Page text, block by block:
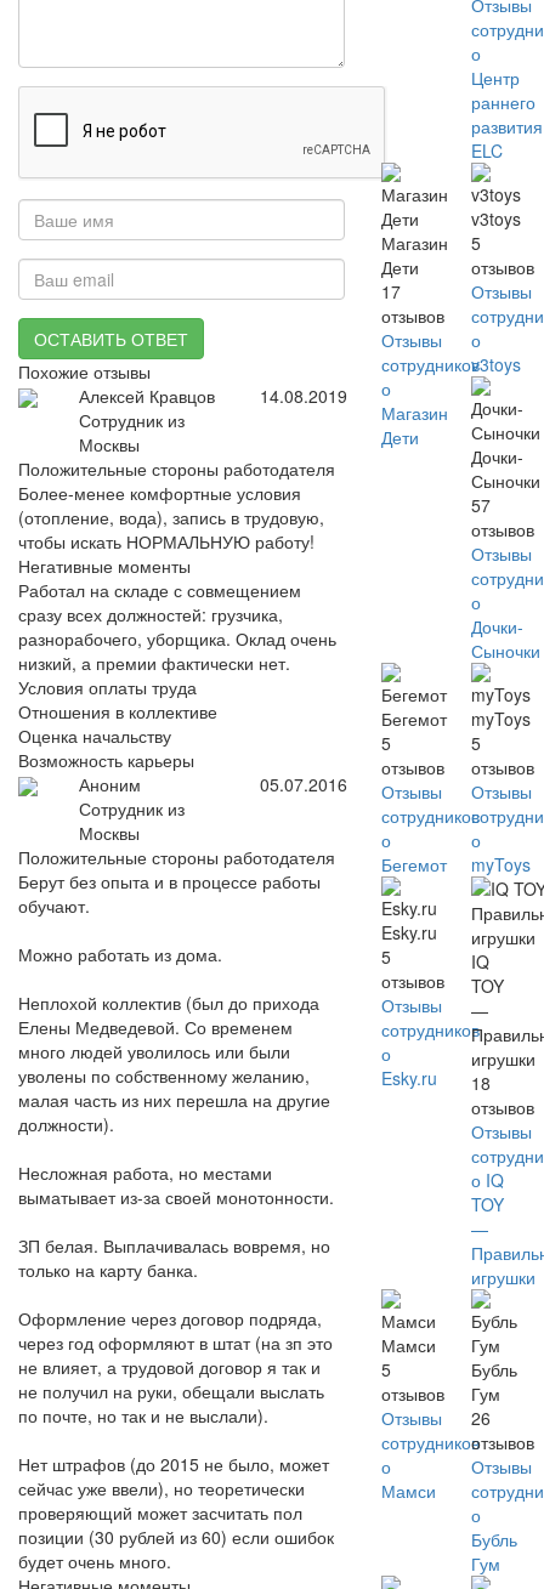
ОСТАВИТЬ ОТВЕТ
Похожие отзывы
Алексей Кравцов
Сотрудник из
Москвы
14.08.2019
Положительные стороны работодателя
Более-менее комфортные условия
(отопление, вода), запись в трудовую,
чтобы искать НОРМАЛЬНУЮ работу!
Негативные моменты
Работал на складе с совмещением
сразу всех должностей: грузчика,
разнорабочего, уборщика. Оклад очень
низкий, а премии фактически нет.
Условия оплаты труда
Отношения в коллективе
Оценка начальству
Возможность карьеры
Аноним
Сотрудник из
Москвы
05.07.2016
Положительные стороны работодателя
Берут без опыта и в процессе работы
обучают.
Можно работать из дома.
Неплохой коллектив (был до прихода
Елены Медведевой. Со временем
много людей уволилось или были
уволены по собственному желанию,
малая часть из них перешла на другие
должности).
Несложная работа, но местами
выматывает из-за своей монотонности.
ЗП белая. Выплачивалась вовремя, но
только на карту банка.
Оформление через договор подряда,
через год оформляют в штат (на зп это
не влияет, а трудовой договор я так и
не получил на руки, обещали выслать
по почте, но так и не выслали).
Нет штрафов (до 2015 не было, может
сейчас уже ввели), но теоретически
проверяющий может засчитать пол
позиции (30 рублей из 60) если ошибок
будет очень много.
Отзывы
о
Центр
раннего
развития
ELC
Магазин
Дети
17
отзывов
Отзывы
сотрудников
о
Магазин
Дети
v3toys
5
отзывов
Отзывы
о
v3toys
Дочки-
Сыночки
57
отзывов
Отзывы
о
Дочки-
Сыночки
Бегемот
5
отзывов
Отзывы
сотрудников
о
Бегемот
myToys
5
отзывов
Отзывы
о
myToys
Esky.ru
5
отзывов
Отзывы
сотрудников
о
Esky.ru
IQ
TOY
—
игрушки
18
отзывов
Отзывы
о IQ
TOY
—
игрушки
Мамси
5
отзывов
Отзывы
сотрудников
о
Мамси
Бубль
Гум
26
отзывов
Отзывы
о
Бубль
Гум